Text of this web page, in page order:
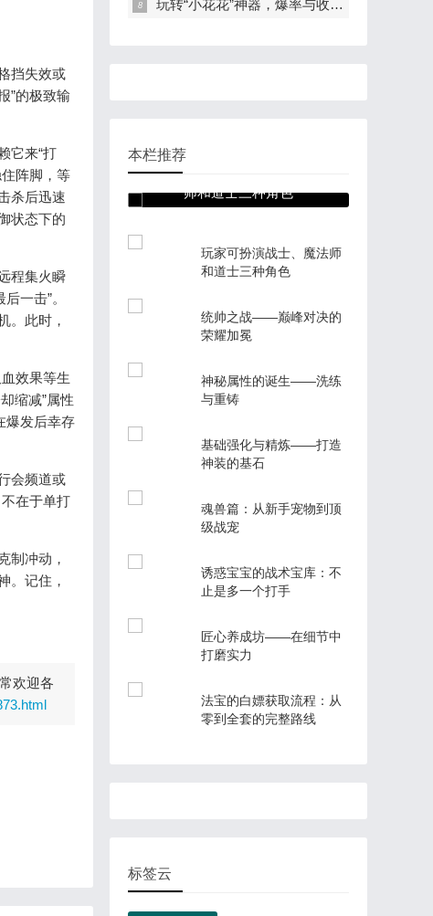
挡失效或
”的极致输
它来“打
阵脚，等
杀后迅速
状态下的
程集火瞬
一击”。
。此时，
效果等生
缩减”属性
爆发后幸存
会频道或
在于单打
制冲动，
。记住，
欢迎各
玩转“小花花”神器，爆率与收益双提升
本栏推荐
玩家可扮演战士、魔法
师和道士三种角色
玩家可扮演战士、魔法师
和道士三种角色
统帅之战——巅峰对决的
荣耀加冕
神秘属性的诞生——洗练
与重铸
基础强化与精炼——打造
神装的基石
魂兽篇：从新手宠物到顶
级战宠
诱惑宝宝的战术宝库：不
止是多一个打手
匠心养成坊——在细节中
打磨实力
法宝的白嫖获取流程：从
零到全套的完整路线
标签云